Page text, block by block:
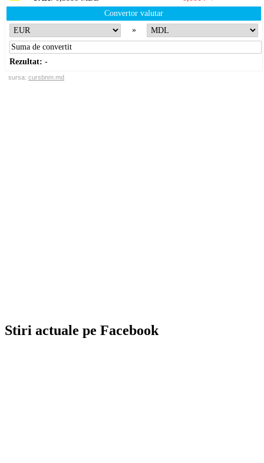
Convertor valutar
»
Rezultat: -
sursa: cursbnm.md
Stiri actuale pe Facebook